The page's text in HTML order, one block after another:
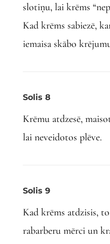
slotiņu, lai krēms
Kad krēms sabiezē,
iemaisa skābo
Solis 8
Krēmu atdzesē,
lai neveidotos plēve.
Solis 9
Kad krēms atdzisis,
rabarberu mērci un